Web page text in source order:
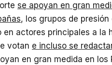
se apoyan en gran
, los grupos de presión
actores principales a la
votan e incluso se
en gran medida en los